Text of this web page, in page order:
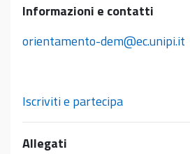
Informazioni e contatti
orientamento-dem@ec.unipi.it
Iscriviti e partecipa
Allegati